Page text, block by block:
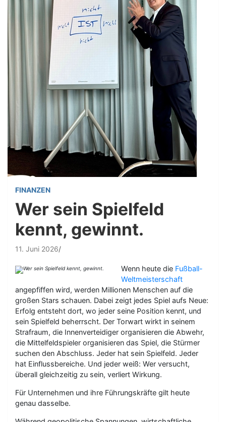
FINANZEN
Wer sein Spielfeld
kennt, gewinnt.
11. Juni 2026
Wenn heute die Fußball-
Weltmeisterschaft
angepfiffen wird, werden Millionen Menschen auf die
großen Stars schauen. Dabei zeigt jedes Spiel aufs Neue:
Erfolg entsteht dort, wo jeder seine Position kennt, und
sein Spielfeld beherrscht. Der Torwart wirkt in seinem
Strafraum, die Innenverteidiger organisieren die Abwehr,
die Mittelfeldspieler organisieren das Spiel, die Stürmer
suchen den Abschluss. Jeder hat sein Spielfeld. Jeder
hat Einflussbereiche. Und jeder weiß: Wer versucht,
überall gleichzeitig zu sein, verliert Wirkung.
Für Unternehmen und ihre Führungskräfte gilt heute
genau dasselbe.